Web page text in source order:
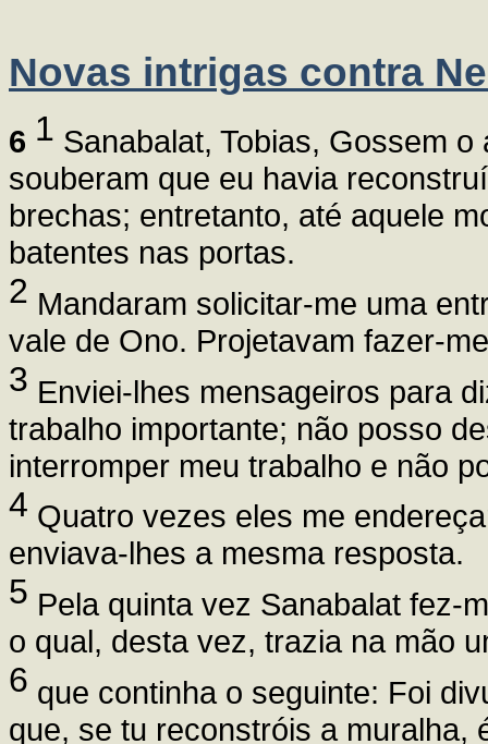
Novas intrigas contra
6 1 Sanabalat, Tobias, Gossem
souberam que eu havia
brechas; entretanto, até aquele
batentes nas portas.
2 Mandaram solicitar-me uma
vale de Ono. Projetavam fazer-
3 Enviei-lhes mensageiros para
trabalho importante; não posso
interromper meu trabalho e não
4 Quatro vezes eles me
enviava-lhes a mesma resposta.
5 Pela quinta vez Sanabalat fez-
o qual, desta vez, trazia na mão
6 que continha o seguinte: Foi
que, se tu reconstróis a muralha,